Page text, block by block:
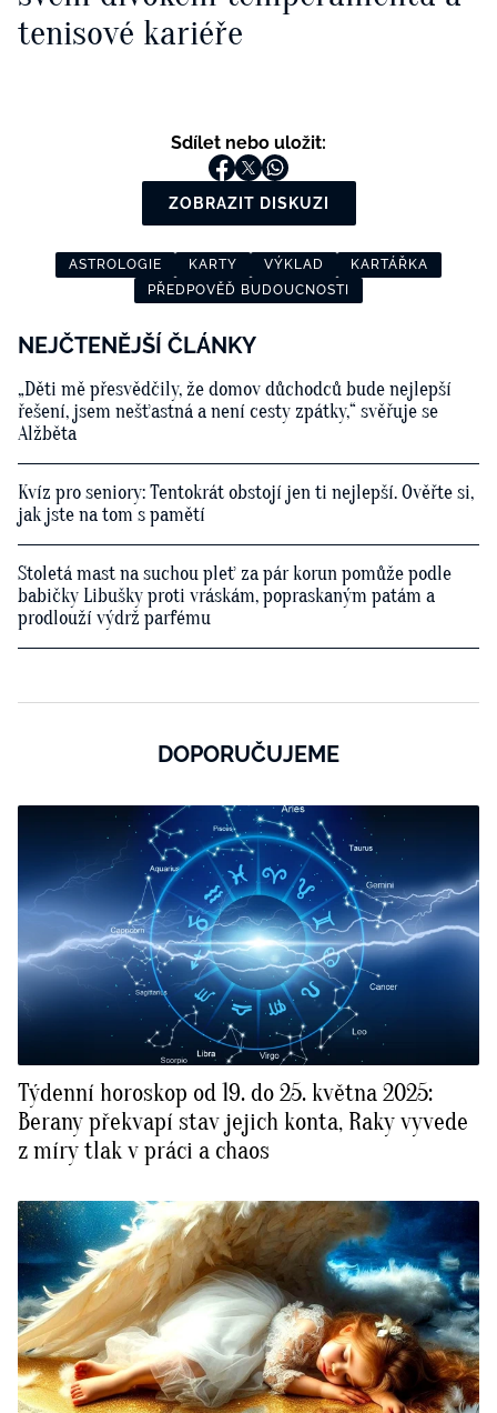
tenisové kariéře
Sdílet nebo uložit:
ZOBRAZIT DISKUZI
ASTROLOGIE KARTY VÝKLAD
KARTÁŘKA
PŘEDPOVĚĎ BUDOUCNOSTI
NEJČTENĚJŠÍ ČLÁNKY
„Děti mě přesvědčily, že domov důchodců bude nejlepší
řešení, jsem nešťastná a není cesty zpátky,“ svěřuje se
Alžběta
Kvíz pro seniory: Tentokrát obstojí jen ti nejlepší. Ověřte si,
jak jste na tom s pamětí
Stoletá mast na suchou pleť za pár korun pomůže podle
babičky Libušky proti vráskám, popraskaným patám a
prodlouží výdrž parfému
DOPORUČUJEME
Týdenní horoskop od 19. do 25. května 2025:
Berany překvapí stav jejich konta, Raky vyvede
z míry tlak v práci a chaos